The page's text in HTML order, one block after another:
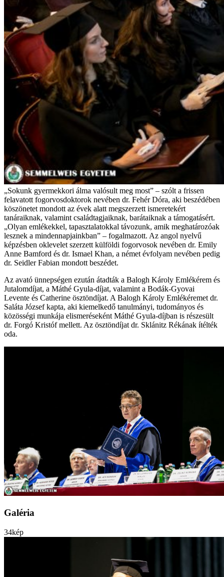
„Sokunk gyermekkori álma valósult meg most” – szólt a frissen
felavatott fogorvosdoktorok nevében dr. Fehér Dóra, aki beszédében
köszönetet mondott az évek alatt megszerzett ismeretekért
tanáraiknak, valamint családtagjaiknak, barátaiknak a támogatásért.
„Olyan emlékekkel, tapasztalatokkal távozunk, amik meghatározóak
lesznek a mindennapjainkban” – fogalmazott. Az angol nyelvű
képzésben oklevelet szerzett külföldi fogorvosok nevében dr. Emily
Anne Bamford és dr. Ismael Khan, a német évfolyam nevében pedig
dr. Seidler Fabian mondott beszédet.
Az avató ünnepségen ezután átadták a Balogh Károly Emlékérem és
Jutalomdíjat, a Máthé Gyula-díjat, valamint a Bodák-Gyovai
Levente és Catherine ösztöndíjat. A Balogh Károly Emlékéremet dr.
Saláta József kapta, aki kiemelkedő tanulmányi, tudományos és
közösségi munkája elismeréseként Máthé Gyula-díjban is részesült
dr. Forgó Kristóf mellett. Az ösztöndíjat dr. Sklánitz Rékának ítélték
oda.
Galéria
34kép